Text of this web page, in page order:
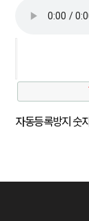
자동등록방지 숫